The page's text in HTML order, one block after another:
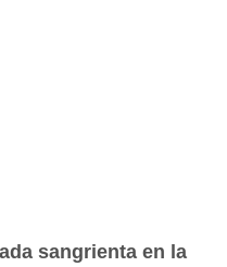
sangrienta en la